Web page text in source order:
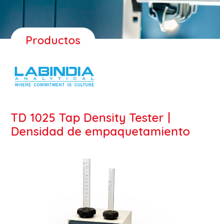
Productos
TD 1025 Tap Density Tester |
Densidad de empaquetamiento